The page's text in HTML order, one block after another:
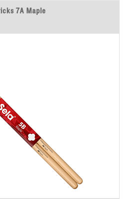
7A Maple